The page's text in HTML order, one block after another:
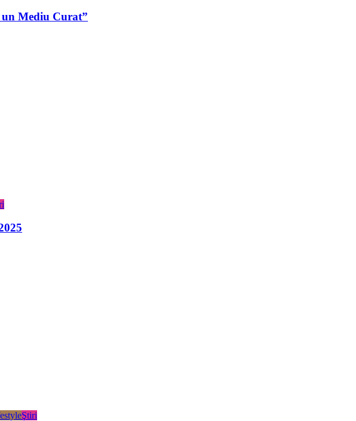
un Mediu Curat”
Ştiri